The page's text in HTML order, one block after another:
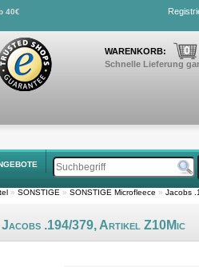
40€
WARENKORB: 0
Schnelle Lieferung
» SONSTIGE » SONSTIGE Microfleece » Jacobs
.194/379, Artikel Z10Mic